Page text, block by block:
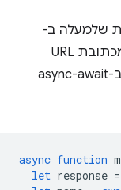
שלמעלה ב-
JavaScript מודרני ולהחליט לקרוא שם מכתובת URL
מרוחקת, צריך להשתמש ב-Fetch API וב-async-await
async function
let response =